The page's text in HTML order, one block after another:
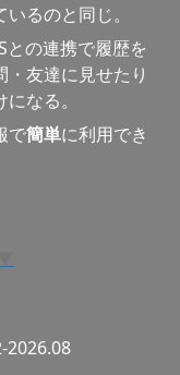
るのと同じ。
の連携で履歴を
・友達に見せたり
なる。
で簡単に利用でき
2026.08